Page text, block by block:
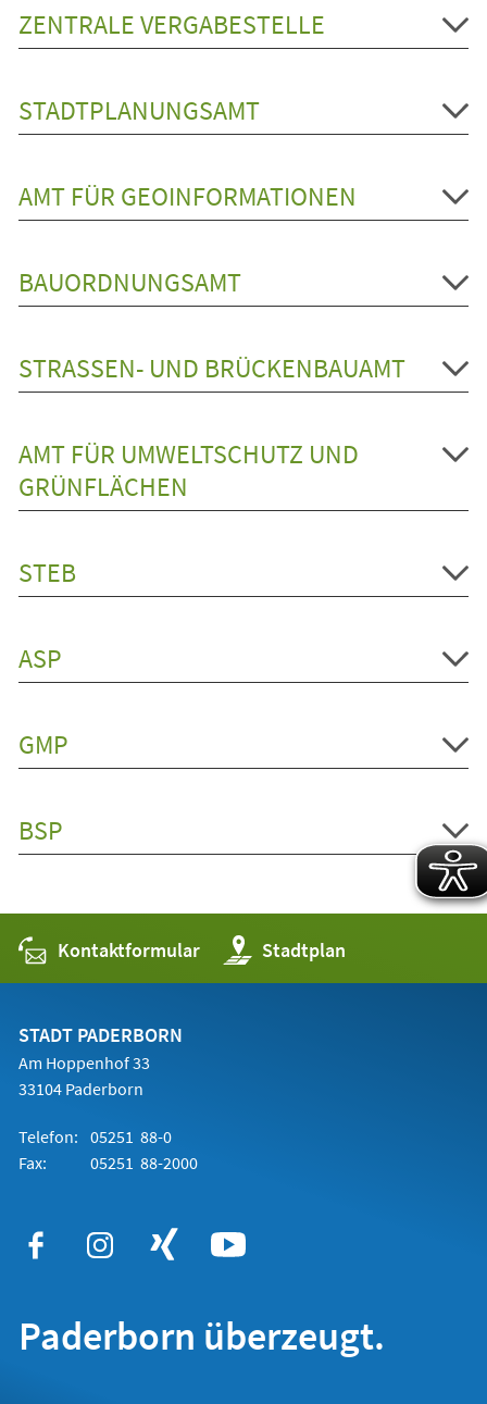
ZENTRALE VERGABESTELLE
STADTPLANUNGSAMT
AMT FÜR GEOINFORMATIONEN
BAUORDNUNGSAMT
STRASSEN- UND BRÜCKENBAUAMT
AMT FÜR UMWELTSCHUTZ UND
GRÜNFLÄCHEN
STEB
ASP
GMP
BSP
Kontaktformular Stadtplan
(Öffnet
in
einem
STADT PADERBORN
Am Hoppenhof 33
33104 Paderborn
Telefon: 05251 88-0
Fax:
05251 88-2000
Paderborn überzeugt.